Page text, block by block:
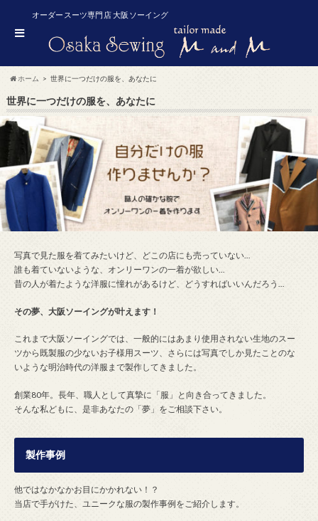
オーダースーツ専門店 大阪ソーイング
ホーム 世界に一つだけの服を、あなたに
世界に一つだけの服を、あなたに
写真で見た服を着てみたいけど、どこの店にも売っていない…
誰も着ていないような、オンリーワンの一着が欲しい…
昔の人が着たような洋服に憧れがあるけど、どうすればいいんだろう…
その夢、大阪ソーイングが叶えます！
これまで大阪ソーイングでは、一般的にはあまり使用されない生地のスー
ツから既製服の少ないお子様用スーツ、さらには写真でしか見たことのな
いような明治時代の洋服まで製作してきました。
創業80年。長年、職人として真摯に「服」と向き合ってきました。
そんな私どもに、是非あなたの「夢」をご相談下さい。
製作事例
他ではなかなかお目にかかれない！？
当店で手がけた、ユニークな服の製作事例をご紹介します。